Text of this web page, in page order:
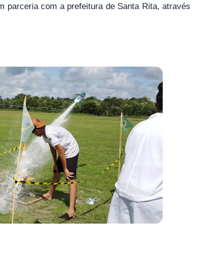
parceria com a prefeitura de Santa Rita, através